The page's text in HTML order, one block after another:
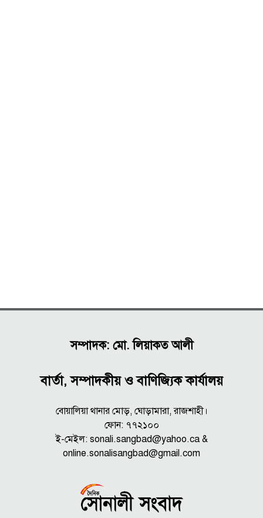
সম্পাদক: মো. লিয়াকত আলী
বার্তা, সম্পাদকীয় ও বাণিজ্যিক কার্যালয়
বোয়ালিয়া থানার মোড়, ঘোড়ামারা, রাজশাহী।
ফোন: ৭৭২১০০
ই-মেইল: sonali.sangbad@yahoo.ca &
online.sonalisangbad@gmail.com